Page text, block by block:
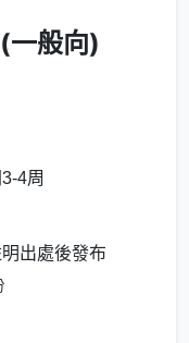
一般向)
4周
出處後發布